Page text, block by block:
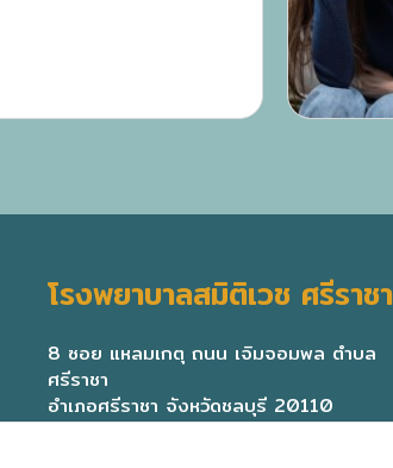
โรงพยาบาลสมิติเวช ศรีราชา
8 ซอย แหลมเกตุ ถนน เจิมจอมพล ตำบล
ศรีราชา
อำเภอศรีราชา จังหวัดชลบุรี 20110